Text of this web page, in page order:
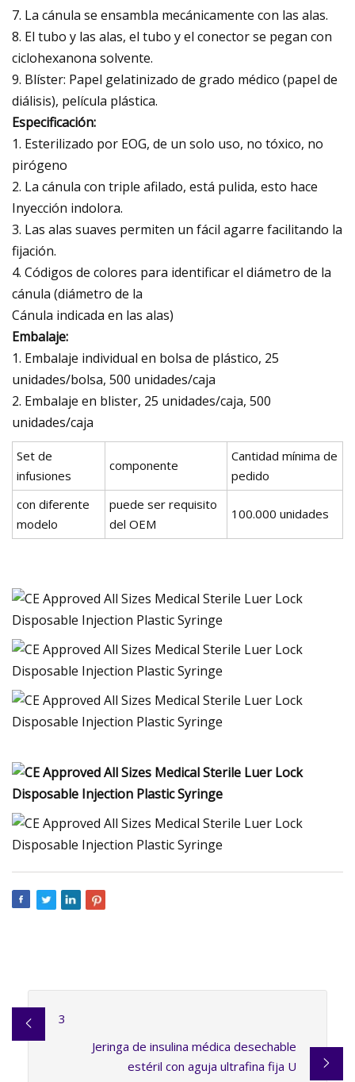
7. La cánula se ensambla mecánicamente con las alas.
8. El tubo y las alas, el tubo y el conector se pegan con
ciclohexanona solvente.
9. Blíster: Papel gelatinizado de grado médico (papel de
diálisis), película plástica.
Especificación:
1. Esterilizado por EOG, de un solo uso, no tóxico, no
pirógeno
2. La cánula con triple afilado, está pulida, esto hace
Inyección indolora.
3. Las alas suaves permiten un fácil agarre facilitando la
fijación.
4. Códigos de colores para identificar el diámetro de la
cánula (diámetro de la
Cánula indicada en las alas)
Embalaje:
1. Embalaje individual en bolsa de plástico, 25
unidades/bolsa, 500 unidades/caja
2. Embalaje en blister, 25 unidades/caja, 500
unidades/caja
Set de
infusiones
componente
Cantidad mínima de
pedido
con diferente
modelo
puede ser requisito
del OEM
100.000 unidades
3
Jeringa de insulina médica desechable
estéril con aguja ultrafina fija U